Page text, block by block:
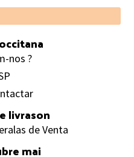
nos ?
livrason
de Venta
mai